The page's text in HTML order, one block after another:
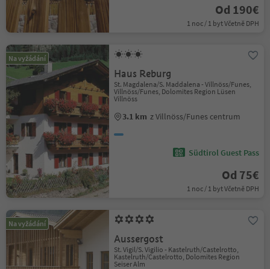
Od 190€
1 noc / 1 byt Včetně DPH
Na vyžádání
Haus Reburg
St. Magdalena/S. Maddalena - Villnöss/Funes,
Villnöss/Funes, Dolomites Region Lüsen
Villnöss
3.1 km z Villnöss/Funes centrum
Südtirol Guest Pass
Od 75€
1 noc / 1 byt Včetně DPH
Na vyžádání
Aussergost
St. Vigil/S. Vigilio - Kastelruth/Castelrotto,
Kastelruth/Castelrotto, Dolomites Region
Seiser Alm